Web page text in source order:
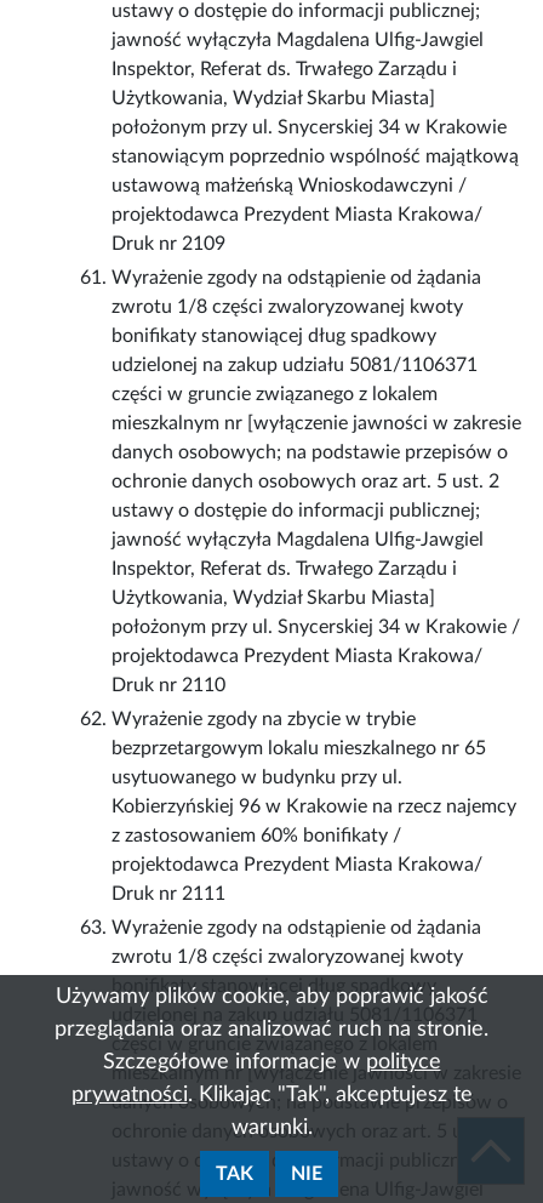
Używamy plików cookie, aby poprawić jakość
przeglądania oraz analizować ruch na stronie.
Szczegółowe informacje w polityce
prywatności. Klikając "Tak", akceptujesz te
warunki.
TAK NIE
ustawy o dostępie do informacji publicznej;
jawność wyłączyła Magdalena Ulfig-Jawgiel
Inspektor, Referat ds. Trwałego Zarządu i
Użytkowania, Wydział Skarbu Miasta]
położonym przy ul. Snycerskiej 34 w Krakowie
stanowiącym poprzednio wspólność majątkową
ustawową małżeńską Wnioskodawczyni /
projektodawca Prezydent Miasta Krakowa/
Druk nr 2109
Wyrażenie zgody na odstąpienie od żądania
zwrotu 1/8 części zwaloryzowanej kwoty
bonifikaty stanowiącej dług spadkowy
udzielonej na zakup udziału 5081/1106371
części w gruncie związanego z lokalem
mieszkalnym nr [wyłączenie jawności w zakresie
danych osobowych; na podstawie przepisów o
ochronie danych osobowych oraz art. 5 ust. 2
ustawy o dostępie do informacji publicznej;
jawność wyłączyła Magdalena Ulfig-Jawgiel
Inspektor, Referat ds. Trwałego Zarządu i
Użytkowania, Wydział Skarbu Miasta]
położonym przy ul. Snycerskiej 34 w Krakowie /
projektodawca Prezydent Miasta Krakowa/
Druk nr 2110
Wyrażenie zgody na zbycie w trybie
bezprzetargowym lokalu mieszkalnego nr 65
usytuowanego w budynku przy ul.
Kobierzyńskiej 96 w Krakowie na rzecz najemcy
z zastosowaniem 60% bonifikaty /
projektodawca Prezydent Miasta Krakowa/
Druk nr 2111
Wyrażenie zgody na odstąpienie od żądania
zwrotu 1/8 części zwaloryzowanej kwoty
bonifikaty stanowiącej dług spadkowy
udzielonej na zakup udziału 5081/1106371
części w gruncie związanego z lokalem
mieszkalnym nr [wyłączenie jawności w zakresie
danych osobowych; na podstawie przepisów o
ochronie danych osobowych oraz art. 5 ust. 2
ustawy o dostępie do informacji publicznej;
jawność wyłączyła Magdalena Ulfig-Jawgiel